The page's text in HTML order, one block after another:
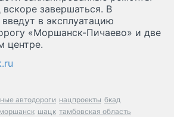
завершаться. В
в эксплуатацию
«Моршанск-Пичаево» и две
центре.
автодороги нацпроекты бкад
моршанск шацк тамбовская область